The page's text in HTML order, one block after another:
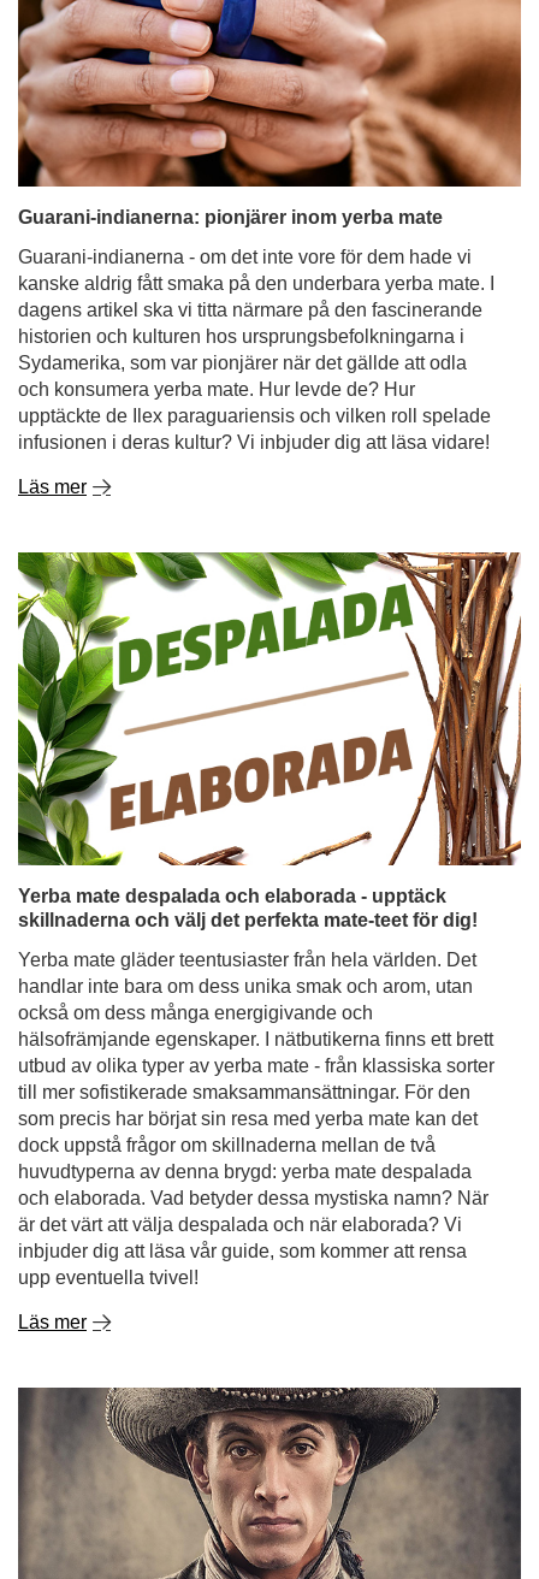
Guarani-indianerna: pionjärer inom yerba mate
Guarani-indianerna - om det inte vore för dem hade vi
kanske aldrig fått smaka på den underbara yerba mate. I
dagens artikel ska vi titta närmare på den fascinerande
historien och kulturen hos ursprungsbefolkningarna i
Sydamerika, som var pionjärer när det gällde att odla
och konsumera yerba mate. Hur levde de? Hur
upptäckte de Ilex paraguariensis och vilken roll spelade
infusionen i deras kultur? Vi inbjuder dig att läsa vidare!
Läs mer
Yerba mate despalada och elaborada - upptäck
skillnaderna och välj det perfekta mate-teet för dig!
Yerba mate gläder teentusiaster från hela världen. Det
handlar inte bara om dess unika smak och arom, utan
också om dess många energigivande och
hälsofrämjande egenskaper. I nätbutikerna finns ett brett
utbud av olika typer av yerba mate - från klassiska sorter
till mer sofistikerade smaksammansättningar. För den
som precis har börjat sin resa med yerba mate kan det
dock uppstå frågor om skillnaderna mellan de två
huvudtyperna av denna brygd: yerba mate despalada
och elaborada. Vad betyder dessa mystiska namn? När
är det värt att välja despalada och när elaborada? Vi
inbjuder dig att läsa vår guide, som kommer att rensa
upp eventuella tvivel!
Läs mer